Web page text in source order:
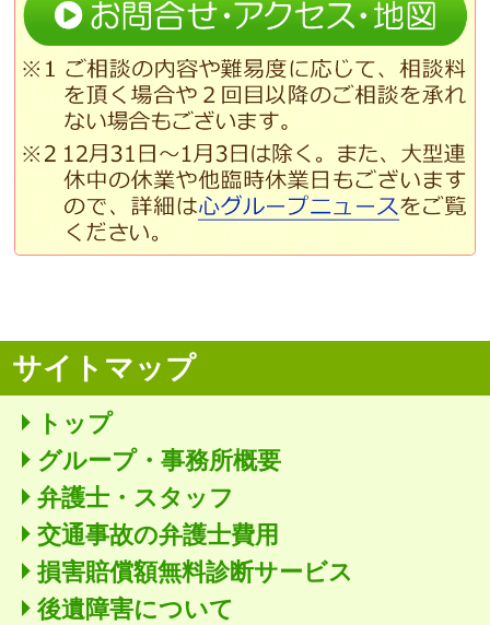
サイトマップ
トップ
グループ・事務所概要
弁護士・スタッフ
交通事故の弁護士費用
損害賠償額無料診断サービス
後遺障害について